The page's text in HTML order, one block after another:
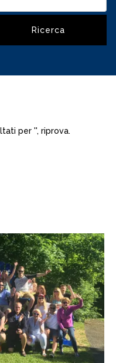
per '', riprova.